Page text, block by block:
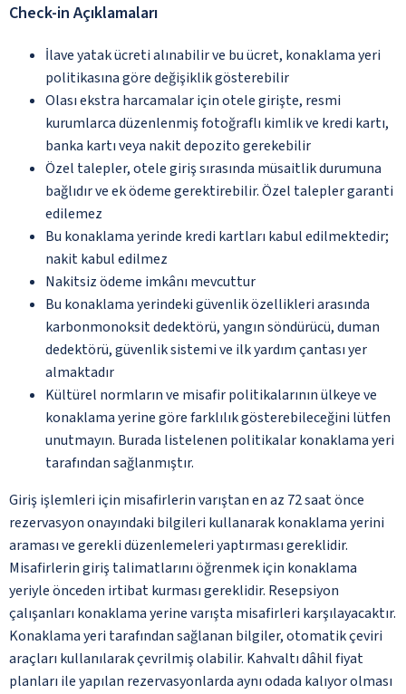
Check-in Açıklamaları
İlave yatak ücreti alınabilir ve bu ücret, konaklama yeri
politikasına göre değişiklik gösterebilir
Olası ekstra harcamalar için otele girişte, resmi
kurumlarca düzenlenmiş fotoğraflı kimlik ve kredi kartı,
banka kartı veya nakit depozito gerekebilir
Özel talepler, otele giriş sırasında müsaitlik durumuna
bağlıdır ve ek ödeme gerektirebilir. Özel talepler garanti
edilemez
Bu konaklama yerinde kredi kartları kabul edilmektedir;
nakit kabul edilmez
Nakitsiz ödeme imkânı mevcuttur
Bu konaklama yerindeki güvenlik özellikleri arasında
karbonmonoksit dedektörü, yangın söndürücü, duman
dedektörü, güvenlik sistemi ve ilk yardım çantası yer
almaktadır
Kültürel normların ve misafir politikalarının ülkeye ve
konaklama yerine göre farklılık gösterebileceğini lütfen
unutmayın. Burada listelenen politikalar konaklama yeri
tarafından sağlanmıştır.
Giriş işlemleri için misafirlerin varıştan en az 72 saat önce
rezervasyon onayındaki bilgileri kullanarak konaklama yerini
araması ve gerekli düzenlemeleri yaptırması gereklidir.
Misafirlerin giriş talimatlarını öğrenmek için konaklama
yeriyle önceden irtibat kurması gereklidir. Resepsiyon
çalışanları konaklama yerine varışta misafirleri karşılayacaktır.
Konaklama yeri tarafından sağlanan bilgiler, otomatik çeviri
araçları kullanılarak çevrilmiş olabilir. Kahvaltı dâhil fiyat
planları ile yapılan rezervasyonlarda aynı odada kalıyor olması